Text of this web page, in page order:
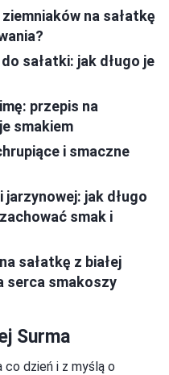
na sałatkę
sałatki: jak długo je
przepis na
smakiem
i smaczne
jak długo
smak i
sałatkę z białej
serca smakoszy
Surma
co dzień i z myślą o